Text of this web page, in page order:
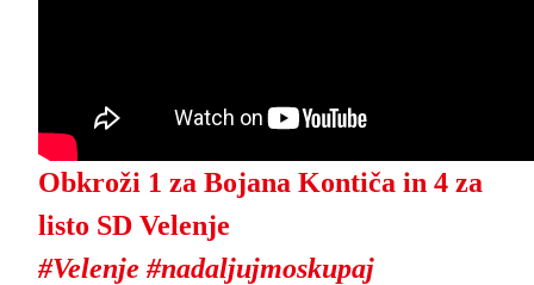
Obkroži 1 za Bojana Kontiča in 4 za
listo SD Velenje
#Velenje #nadaljujmoskupaj